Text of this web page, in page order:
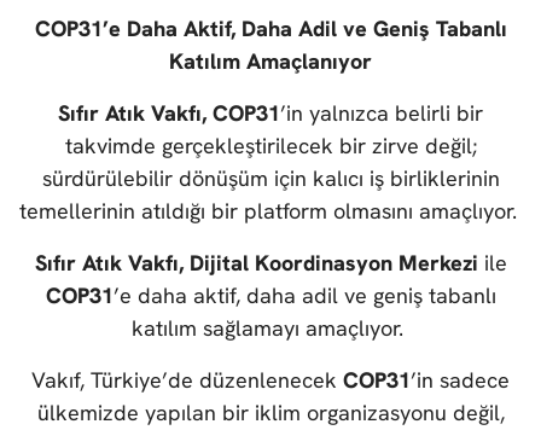
COP31’e Daha Aktif, Daha Adil ve Geniş Tabanlı
Katılım Amaçlanıyor
Sıfır Atık Vakfı, COP31’in yalnızca belirli bir
takvimde gerçekleştirilecek bir zirve değil;
sürdürülebilir dönüşüm için kalıcı iş birliklerinin
temellerinin atıldığı bir platform olmasını amaçlıyor.
Sıfır Atık Vakfı, Dijital Koordinasyon Merkezi ile
COP31’e daha aktif, daha adil ve geniş tabanlı
katılım sağlamayı amaçlıyor.
Vakıf, Türkiye’de düzenlenecek COP31’in sadece
ülkemizde yapılan bir iklim organizasyonu değil,